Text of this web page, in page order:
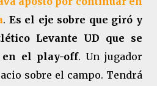
. Es el eje sobre que giró y
Levante UD que se
en el play-off. Un jugador
sobre el campo. Tendrá